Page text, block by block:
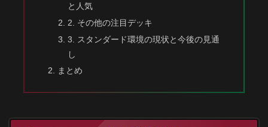
と人気
2. その他の注目デッキ
3. スタンダード環境の現状と今後の見通
し
まとめ